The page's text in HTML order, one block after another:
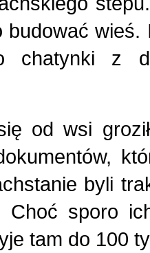
budować
chatynki z
od wsi
byli
sporo
tam do 100